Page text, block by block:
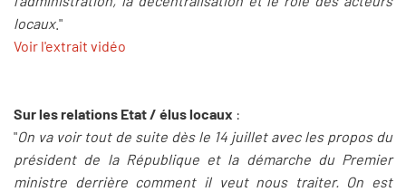
locaux."
Voir l'extrait vidéo
Sur les relations Etat / élus locaux :
"On va voir tout de suite dès le 14 juillet avec les propos du
président de la République et la démarche du Premier
ministre derrière comment il veut nous traiter. On est